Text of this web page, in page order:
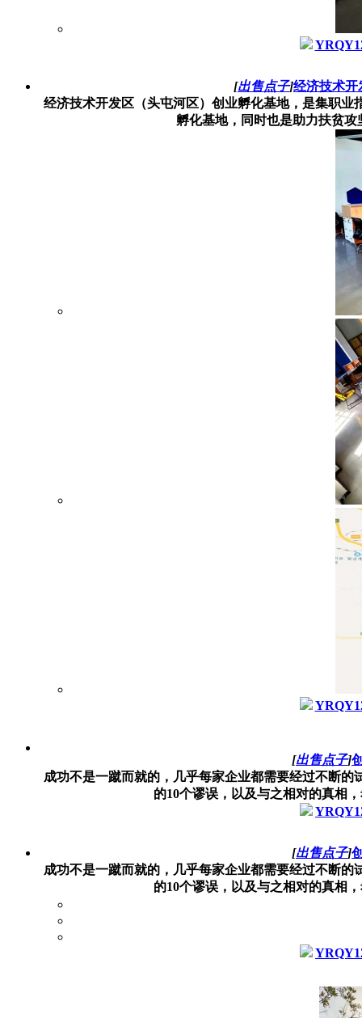
[出售点子]经济技术开
经济技术开发区（头屯河区）创业孵化基地，是集职
孵化基地，同时也是助力扶贫
[出售点子]
成功不是一蹴而就的，几乎每家企业都需要经过不断
的10个谬误，以及与之相对的真相
[出售点子]
成功不是一蹴而就的，几乎每家企业都需要经过不断
的10个谬误，以及与之相对的真相